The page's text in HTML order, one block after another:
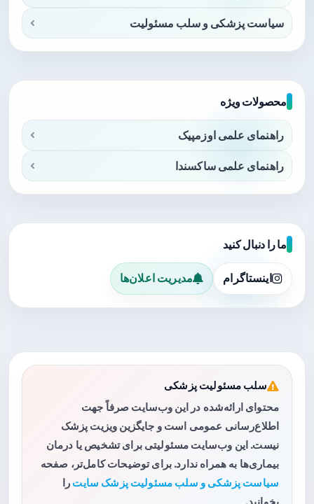
سیاست پزشکی و سلب مسئولیت
محصولات ویژه
راهنمای علمی اوزمپیک
راهنمای علمی ساکسندا
ما را دنبال کنید
اینستاگرام مدیریت اعلان‌ها
سلب مسئولیت پزشکی
محتوای ارائه‌شده در این وب‌سایت صرفاً جهت
اطلاع‌رسانی عمومی است و جایگزین ویزیت پزشک
نیست. این وب‌سایت مسئولیتی برای تشخیص یا درمان
بیماری‌ها به همراه ندارد. برای توضیحات کامل‌تر، صفحه
سیاست پزشکی و سلب مسئولیت پزشک سایت را